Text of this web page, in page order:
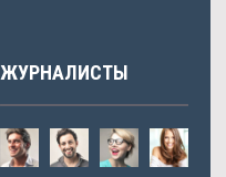
ЖУРНАЛИСТЫ